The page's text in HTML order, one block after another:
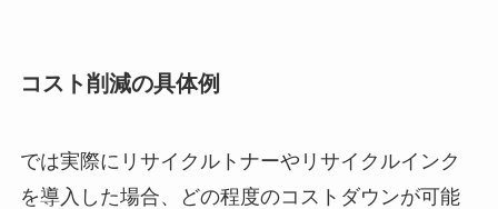
コスト削減の具体例
では実際にリサイクルトナーやリサイクルインク
を導入した場合、どの程度のコストダウンが可能